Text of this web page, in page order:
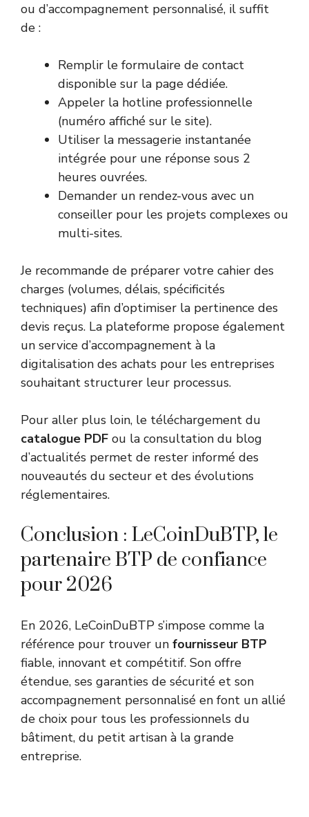
ou d’accompagnement personnalisé, il suffit
de :
Remplir le formulaire de contact
disponible sur la page dédiée.
Appeler la hotline professionnelle
(numéro affiché sur le site).
Utiliser la messagerie instantanée
intégrée pour une réponse sous 2
heures ouvrées.
Demander un rendez-vous avec un
conseiller pour les projets complexes ou
multi-sites.
Je recommande de préparer votre cahier des
charges (volumes, délais, spécificités
techniques) afin d’optimiser la pertinence des
devis reçus. La plateforme propose également
un service d’accompagnement à la
digitalisation des achats pour les entreprises
souhaitant structurer leur processus.
Pour aller plus loin, le téléchargement du
catalogue PDF ou la consultation du blog
d’actualités permet de rester informé des
nouveautés du secteur et des évolutions
réglementaires.
Conclusion : LeCoinDuBTP, le
partenaire BTP de confiance
pour 2026
En 2026, LeCoinDuBTP s’impose comme la
référence pour trouver un fournisseur BTP
fiable, innovant et compétitif. Son offre
étendue, ses garanties de sécurité et son
accompagnement personnalisé en font un allié
de choix pour tous les professionnels du
bâtiment, du petit artisan à la grande
entreprise.